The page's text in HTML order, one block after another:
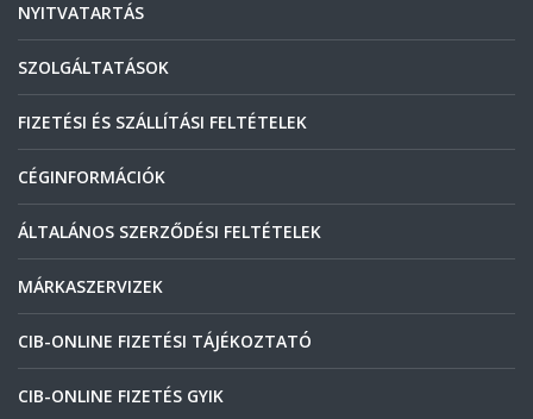
NYITVATARTÁS
SZOLGÁLTATÁSOK
FIZETÉSI ÉS SZÁLLÍTÁSI FELTÉTELEK
CÉGINFORMÁCIÓK
ÁLTALÁNOS SZERZŐDÉSI FELTÉTELEK
MÁRKASZERVIZEK
CIB-ONLINE FIZETÉSI TÁJÉKOZTATÓ
CIB-ONLINE FIZETÉS GYIK